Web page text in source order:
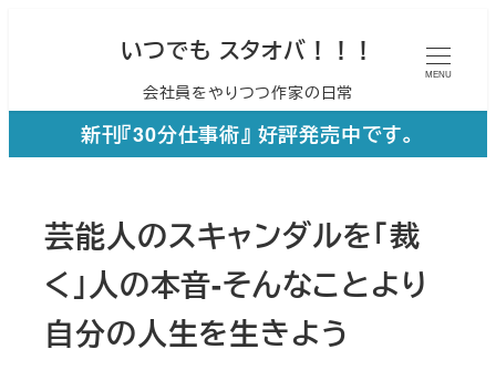
ン
いつでも スタオバ！！！
会社員をやりつつ作家の日常
MENU
新刊『30分仕事術』 好評発売中です。
芸能人のスキャンダルを「裁
く」人の本音-そんなことより
自分の人生を生きよう